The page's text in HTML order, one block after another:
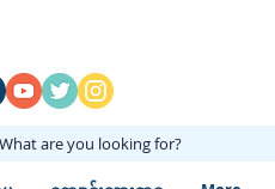
What are you looking for?